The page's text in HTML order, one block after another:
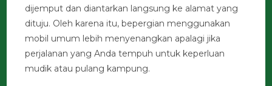
dijemput dan diantarkan langsung ke alamat yang
dituju. Oleh karena itu, bepergian menggunakan
mobil umum lebih menyenangkan apalagi jika
perjalanan yang Anda tempuh untuk keperluan
mudik atau pulang kampung.